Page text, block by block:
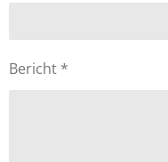
Bericht *